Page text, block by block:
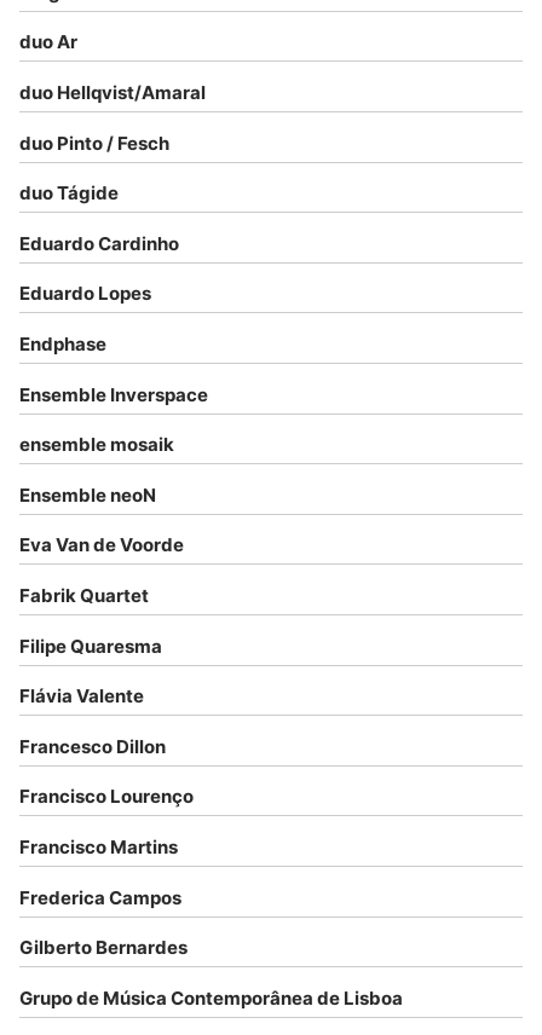
duo Ar
duo Hellqvist/Amaral
duo Pinto / Fesch
duo Tágide
Eduardo Cardinho
Eduardo Lopes
Endphase
Ensemble Inverspace
ensemble mosaik
Ensemble neoN
Eva Van de Voorde
Fabrik Quartet
Filipe Quaresma
Flávia Valente
Francesco Dillon
Francisco Lourenço
Francisco Martins
Frederica Campos
Gilberto Bernardes
Grupo de Música Contemporânea de Lisboa